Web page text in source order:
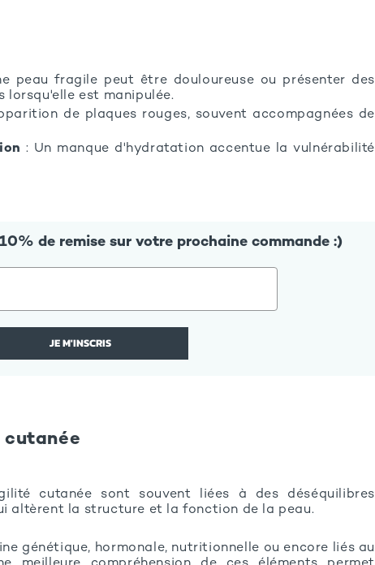
peau fragile peut être douloureuse ou présenter des
lorsqu'elle est manipulée.
de plaques rouges, souvent accompagnées de
: Un manque d'hydratation accentue la vulnérabilité
de remise sur votre prochaine commande :)
JE M'INSCRIS
cutanée sont souvent liées à des déséquilibres
altèrent la structure et la fonction de la peau.
génétique, hormonale, nutritionnelle ou encore liés au